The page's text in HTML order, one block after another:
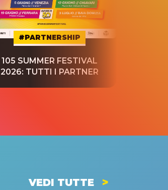
#PARTNERSHIP
105 SUMMER FESTIVAL
2026: TUTTI I PARTNER
VEDI TUTTE